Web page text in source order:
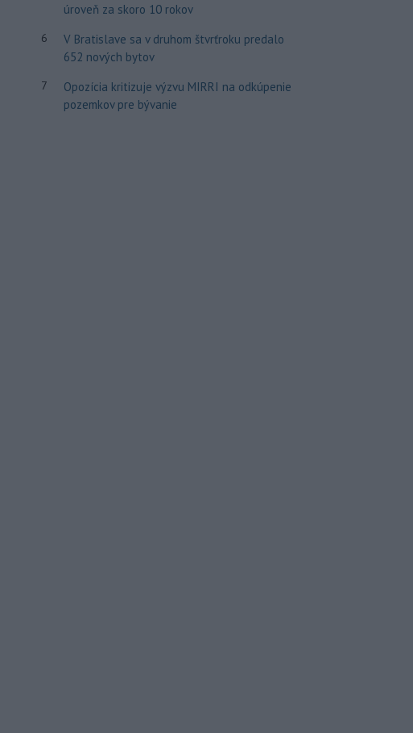
úroveň za skoro 10 rokov
6
V Bratislave sa v druhom štvrťroku predalo
652 nových bytov
7
Opozícia kritizuje výzvu MIRRI na odkúpenie
pozemkov pre bývanie